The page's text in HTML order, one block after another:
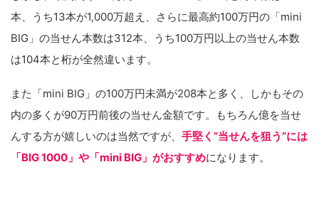
本、うち13本が1,000万超え、さらに最高約100万円の「mini
BIG」の当せん本数は312本、うち100万円以上の当せん本数
は104本と桁が全然違います。
また「mini BIG」の100万円未満が208本と多く、しかもその
内の多くが90万円前後の当せん金額です。もちろん億を当せ
んする方が嬉しいのは当然ですが、 手堅く”当せんを狙う”には
「BIG 1000」や「mini BIG」がおすすめになります。